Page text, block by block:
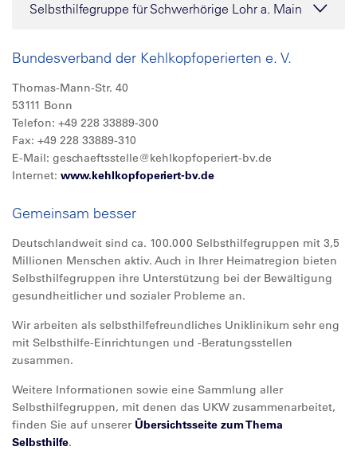
Selbsthilfegruppe für Schwerhörige Lohr a. Main
Bundesverband der Kehlkopfoperierten e. V.
Thomas-Mann-Str. 40
53111 Bonn
Telefon: +49 228 33889-300
Fax: +49 228 33889-310
E-Mail: geschaeftsstelle@kehlkopfoperiert-bv.de
Internet: www.kehlkopfoperiert-bv.de
Gemeinsam besser
Deutschlandweit sind ca. 100.000 Selbsthilfegruppen mit 3,5
Millionen Menschen aktiv. Auch in Ihrer Heimatregion bieten
Selbsthilfegruppen ihre Unterstützung bei der Bewältigung
gesundheitlicher und sozialer Probleme an.
Wir arbeiten als selbsthilfefreundliches Uniklinikum sehr eng
mit Selbsthilfe-Einrichtungen und -Beratungsstellen
zusammen.
Weitere Informationen sowie eine Sammlung aller
Selbsthilfegruppen, mit denen das UKW zusammenarbeitet,
finden Sie auf unserer Übersichtsseite zum Thema
Selbsthilfe.